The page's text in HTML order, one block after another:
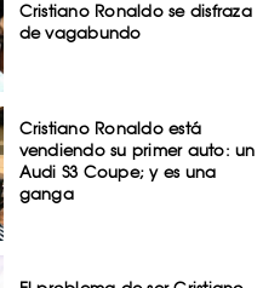
Cristiano Ronaldo se disfraza
de vagabundo
Cristiano Ronaldo está
vendiendo su primer auto: un
Audi S3 Coupe; y es una
ganga